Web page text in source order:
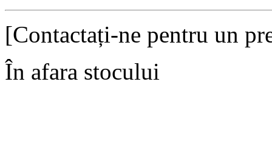
[Contactați-ne pentru un
În afara stocului